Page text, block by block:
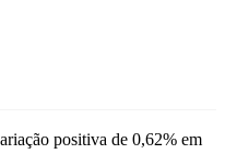
positiva de 0,62% em